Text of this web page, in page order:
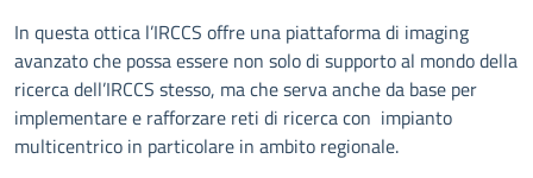
In questa ottica l’IRCCS offre una piattaforma di imaging
avanzato che possa essere non solo di supporto al mondo della
ricerca dell’IRCCS stesso, ma che serva anche da base per
implementare e rafforzare reti di ricerca con impianto
multicentrico in particolare in ambito regionale.